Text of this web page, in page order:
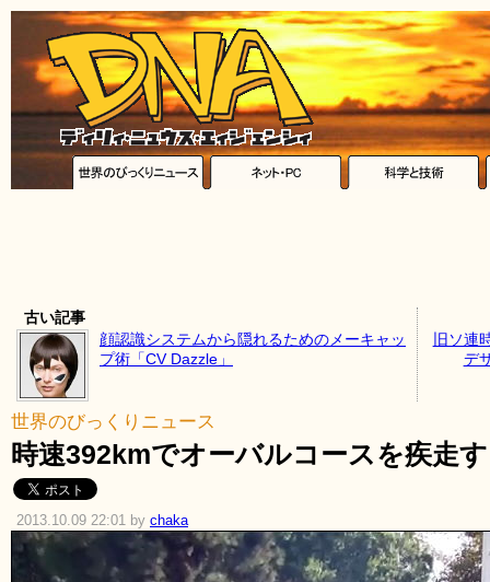
古い記事
顔認識システムから隠れるためのメーキャッ
プ術「CV Dazzle」
旧ソ連
デ
世界のびっくりニュース
時速392kmでオーバルコースを疾走
2013.10.09 22:01 by chaka